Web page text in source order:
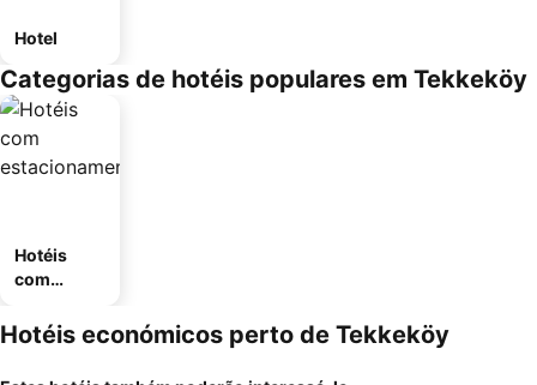
Hotel
Categorias de hotéis populares em Tekkeköy
Hotéis
com
mento
Hotéis económicos perto de Tekkeköy